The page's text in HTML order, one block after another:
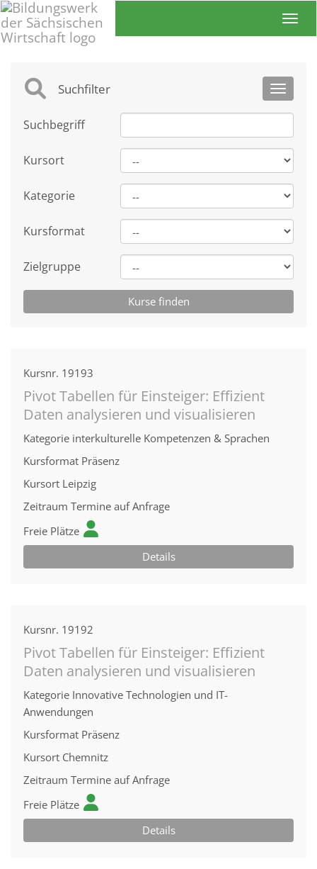
Toggle
Suchfilter
Suchbegriff
Kursort
Kategorie
Kursformat
Zielgruppe
Kursnr. 19193
Pivot Tabellen für Einsteiger: Effizient
Daten analysieren und visualisieren
Kategorie interkulturelle Kompetenzen & Sprachen
Kursformat Präsenz
Kursort Leipzig
Zeitraum Termine auf Anfrage
Freie Plätze
Details
Kursnr. 19192
Pivot Tabellen für Einsteiger: Effizient
Daten analysieren und visualisieren
Kategorie Innovative Technologien und IT-
Anwendungen
Kursformat Präsenz
Kursort Chemnitz
Zeitraum Termine auf Anfrage
Freie Plätze
Details